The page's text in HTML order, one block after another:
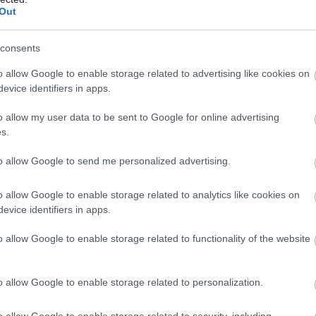
allow Google to enable storage related to advertising like cookies on
identifiers in apps.
allow my user data to be sent to Google for online advertising
allow Google to send me personalized advertising.
allow Google to enable storage related to analytics like cookies on
identifiers in apps.
allow Google to enable storage related to functionality of the website
allow Google to enable storage related to personalization.
ošetrili olejom
projektu – udržateľnosti a dlhej
materiálov, ktoré vydržia stovky
dreva ošetreného olejom na
Vďaka nej je drevo extrémne odolné
si takmer žiadnu údržbu.
a tak sa chatka stane súčasťou
architekt zdôraznil aj narezaním
sklonu.